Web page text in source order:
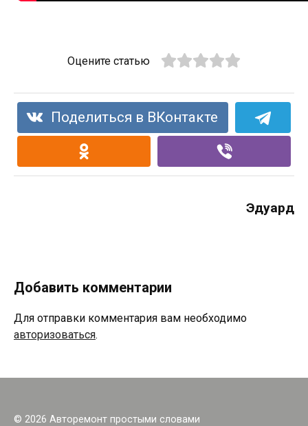
Оцените статью
Поделиться в ВКонтакте
Эдуард
Добавить комментарии
Для отправки комментария вам необходимо
авторизоваться.
© 2026 Авторемонт простыми словами